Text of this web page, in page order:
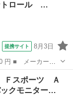
トロール …
提携サイト 8月3日
： ＩＳ２５０
ル バックカメ
Ｆスポーツ Ａ
クモニター…